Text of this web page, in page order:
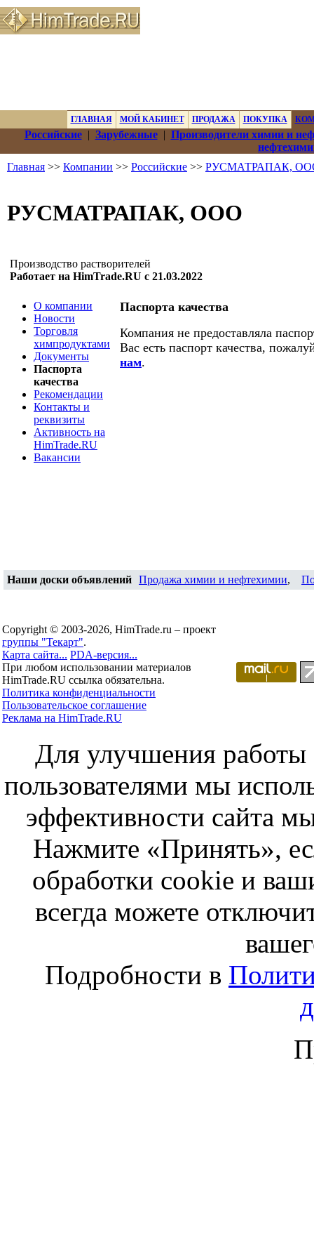
ГЛАВНАЯ МОЙ КАБИНЕТ ПРОДАЖА ПОКУПКА
Российские| Зарубежные| Производители химии и
Главная >> Компании >> Российские >> РУСМАТРАПАК,
РУСМАТРАПАК, ООО
Производство растворителей
Работает на HimTrade.RU с 21.03.2022
О компании
Новости
Торговля
химпродуктами
Документы
Паспорта
качества
Рекомендации
Контакты и
реквизиты
Активность на
HimTrade.RU
Вакансии
Паспорта качества
Компания не предоставляла
Вас есть паспорт качества,
нам.
Наши доски объявлений Продажа химии и нефтехимии,
Copyright © 2003-2026, HimTrade.ru – проект
группы "Текарт".
Карта сайта... PDA-версия...
При любом использовании материалов
HimTrade.RU ссылка обязательна.
Политика конфиденциальности
Пользовательское соглашение
Реклама на HimTrade.RU
Для улучшения работы
пользователями мы
эффективности сайта
Нажмите «Принять»,
обработки cookie и
всегда можете
Подробности в